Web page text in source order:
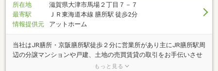
所在地
滋賀県大津市馬場２丁目７－７
最寄駅
ＪＲ東海道本線 膳所駅 徒歩2分
情報提供元
アットホーム
当社はJR膳所・京阪膳所駅徒歩２分に営業所があり主にJR膳所駅周
辺の分譲マンションや戸建、土地の売買賃貸の取引をお手伝いさせ
ていただいています。営業所の営業エリアは大津市内の南は南郷・
もっと見る